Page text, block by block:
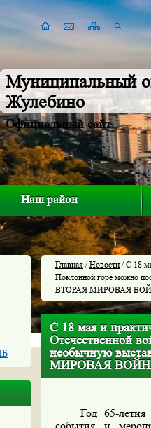
Муниципальный
Жулебино
Официальный сайт
Наш район
Главная /Новости/ С 18
Поклонной горе можно
ВТОРАЯ МИРОВАЯ
С 18 мая и
Отечественной
необычную
МИРОВАЯ
Год 65-летия